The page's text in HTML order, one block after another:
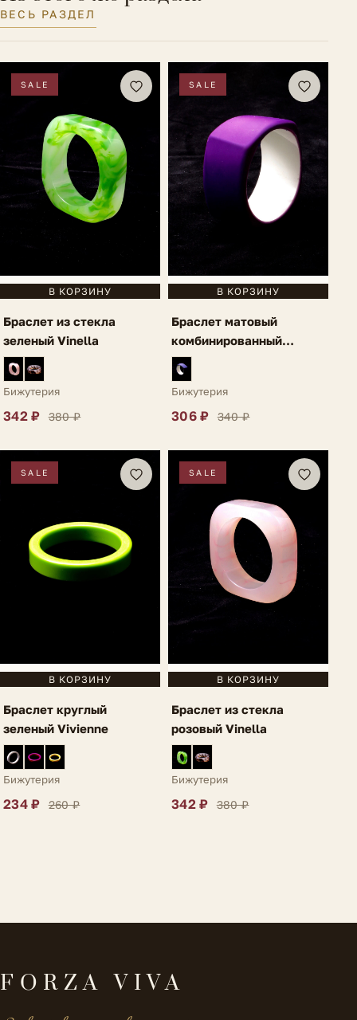
ВЕСЬ РАЗДЕЛ
SALE
В КОРЗИНУ
Браслет из стекла
зеленый Vinella
Бижутерия
342 ₽ 380 ₽
SALE
В КОРЗИНУ
Браслет матовый
комбинированный
темно-фиолетовый
Vinella
Бижутерия
306 ₽ 340 ₽
SALE
В КОРЗИНУ
Браслет круглый
зеленый Vivienne
Бижутерия
234 ₽ 260 ₽
SALE
В КОРЗИНУ
Браслет из стекла
розовый Vinella
Бижутерия
342 ₽ 380 ₽
FORZA VIVA